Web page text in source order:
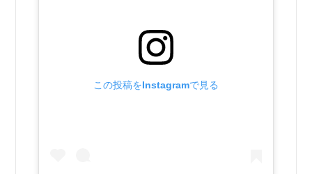
この投稿をInstagramで見る